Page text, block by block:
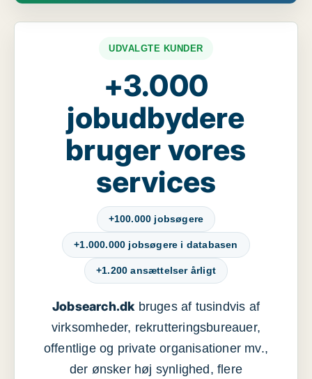
UDVALGTE KUNDER
+3.000
jobudbydere
bruger vores
services
+100.000 jobsøgere
+1.000.000 jobsøgere i databasen
+1.200 ansættelser årligt
Jobsearch.dkbruges af tusindvis af
virksomheder, rekrutteringsbureauer,
offentlige og private organisationer mv.,
der ønsker høj synlighed, flere